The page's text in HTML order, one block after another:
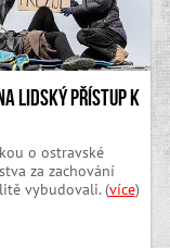
lidský přístup k
o ostravské
za zachování
vybudovali. (více)